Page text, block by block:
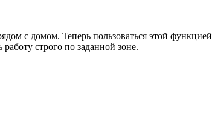
с домом. Теперь пользоваться этой
строго по заданной зоне.